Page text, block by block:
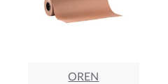
OREN